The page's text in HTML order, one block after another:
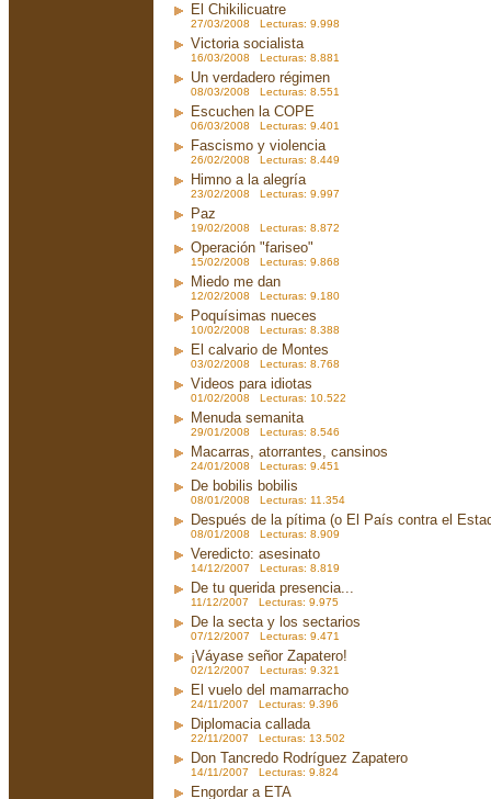
El Chikilicuatre
27/03/2008 Lecturas: 9.998
Victoria socialista
16/03/2008 Lecturas: 8.881
Un verdadero régimen
08/03/2008 Lecturas: 8.551
Escuchen la COPE
06/03/2008 Lecturas: 9.401
Fascismo y violencia
26/02/2008 Lecturas: 8.449
Himno a la alegría
23/02/2008 Lecturas: 9.997
Paz
19/02/2008 Lecturas: 8.872
Operación "fariseo"
15/02/2008 Lecturas: 9.868
Miedo me dan
12/02/2008 Lecturas: 9.180
Poquísimas nueces
10/02/2008 Lecturas: 8.388
El calvario de Montes
03/02/2008 Lecturas: 8.768
Videos para idiotas
01/02/2008 Lecturas: 10.522
Menuda semanita
29/01/2008 Lecturas: 8.546
Macarras, atorrantes, cansinos
24/01/2008 Lecturas: 9.451
De bobilis bobilis
08/01/2008 Lecturas: 11.354
Después de la pítima (o El País contra el
08/01/2008 Lecturas: 8.909
Veredicto: asesinato
14/12/2007 Lecturas: 8.819
De tu querida presencia...
11/12/2007 Lecturas: 9.975
De la secta y los sectarios
07/12/2007 Lecturas: 9.471
¡Váyase señor Zapatero!
02/12/2007 Lecturas: 9.321
El vuelo del mamarracho
24/11/2007 Lecturas: 9.396
Diplomacia callada
22/11/2007 Lecturas: 13.502
Don Tancredo Rodríguez Zapatero
14/11/2007 Lecturas: 9.824
Engordar a ETA